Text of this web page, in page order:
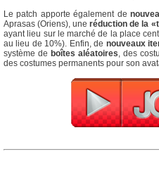
Le patch apporte également de
Aprasas (Oriens), uneréduction de la
ayant lieu sur le marché de la place
au lieu de 10%). Enfin, de nouveaux
système de boîtes aléatoires, des
des costumes permanents pour son